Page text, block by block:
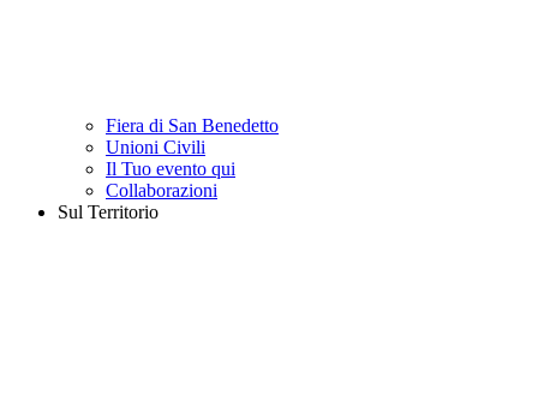
Fiera di San Benedetto
Unioni Civili
Il Tuo evento qui
Collaborazioni
Sul Territorio